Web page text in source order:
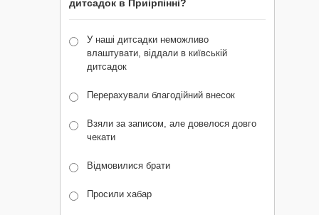
дитсадок в Приірпінні?
У наші дитсадки неможливо
влаштувати, віддали в київській
дитсадок
Перерахували благодійний внесок
Взяли за записом, але довелося довго
чекати
Відмовилися брати
Просили хабар